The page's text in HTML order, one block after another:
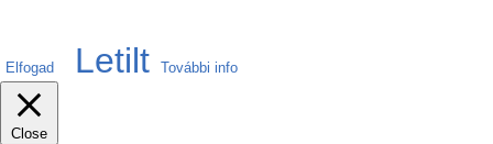
Elfogad Letilt További info
Close